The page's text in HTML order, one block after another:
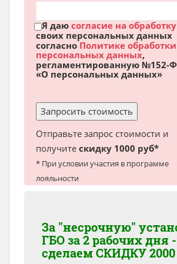
Я даю согласие на обработку
своих персональных данных
согласно Политике обработки
персональных данных,
регламентированную №152-
«О персональных данных»
Отправьте запрос стоимости и
получите скидку 1000 руб*
* При условии участия в программе
лояльности
За "несрочную"
ГБО за 2 рабочих дня -
сделаемСКИДКУ 2000